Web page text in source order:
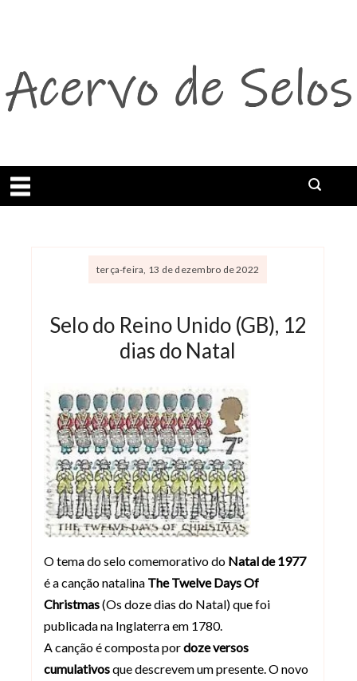
Abrir menu
terça-feira, 13 de dezembro de 2022
Selo do Reino Unido (GB), 12
dias do Natal
O tema do selo comemorativo do Natal de 1977
é a canção natalina The Twelve Days Of
Christmas(Os doze dias do Natal) que foi
publicada na Inglaterra em 1780.
A canção é composta pordoze versos
cumulativosque descrevem um presente. O novo